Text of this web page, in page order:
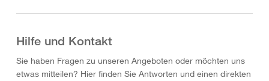
Hilfe und Kontakt
Sie haben Fragen zu unseren Angeboten oder möchten uns
etwas mitteilen? Hier finden Sie Antworten und einen direkten